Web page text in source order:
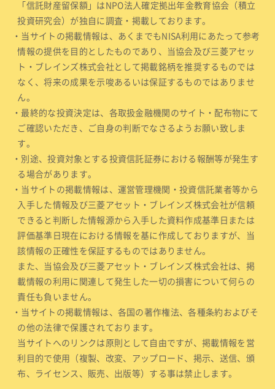
「信託財産留保額」はNPO法人確定拠出年金教育協会（積立
投資研究会）が独自に調査・掲載しております。
・当サイトの掲載情報は、あくまでもNISA利用にあたって参考
情報の提供を目的としたものであり、当協会及び三菱アセッ
ト・ブレインズ株式会社として掲載銘柄を推奨するものでは
なく、将来の成果を示唆あるいは保証するものではありませ
ん。
・最終的な投資決定は、各取扱金融機関のサイト・配布物にて
ご確認いただき、ご自身の判断でなさるようお願い致しま
す。
・別途、投資対象とする投資信託証券における報酬等が発生す
る場合があります。
・当サイトの掲載情報は、運営管理機関・投資信託業者等から
入手した情報及び三菱アセット・ブレインズ株式会社が信頼
できると判断した情報源から入手した資料作成基準日または
評価基準日現在における情報を基に作成しておりますが、当
該情報の正確性を保証するものではありません。
また、当協会及び三菱アセット・ブレインズ株式会社は、掲
載情報の利用に関連して発生した一切の損害について何らの
責任も負いません。
・当サイトの掲載情報は、各国の著作権法、各種条約およびそ
の他の法律で保護されております。
当サイトへのリンクは原則として自由ですが、掲載情報を営
利目的で使用（複製、改変、アップロード、掲示、送信、頒
布、ライセンス、販売、出版等）する事は禁止します。